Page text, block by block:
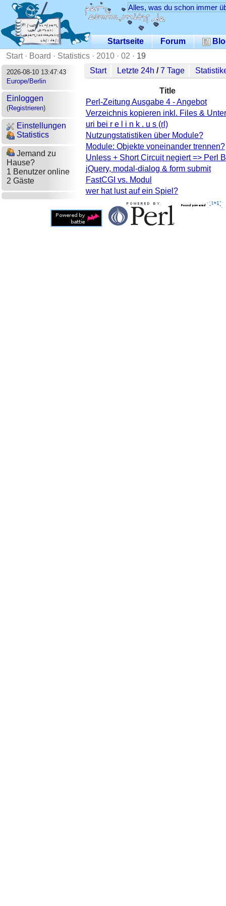
Alles, was du schon immer
Startseite Forum
Start· Board · Statistics · 2010 · 02 · 19
2026-08-10 13:47:43
Europe/Berlin
Einloggen
(Registrieren)
Einstellungen
Statistics
Jemand zu
Hause?
1 Benutzer online
2 Gäste
Start Letzte 24h /7 Tage
Title
Perl-Zeitung Ausgabe 4 - Angebot
Verzeichnis kopieren inkl. Files &
uri bei r e l i n k . u s (rl)
Nutzungstatistiken über Module?
Module: Objekte voneinander trennen?
Unless + Short Circuit negiert => Perl
jQuery, modal-dialog & form submit
FastCGI vs. Modul
wer hat lust auf ein Spiel?